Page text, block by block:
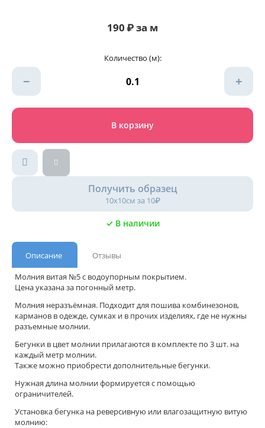
190₽за м
Количество (м):
− +
В корзину
Получить образец
10х10см за 10₽
✓ В наличии
Описание
Отзывы
Молния витая №5 с водоупорным покрытием.
Цена указана за погонный метр.
Молния неразъёмная. Подходит для пошива комбинезонов,
карманов в одежде, сумках и в прочих изделиях, где не нужны
разъемные молнии.
Бегунки в цвет молнии прилагаются в комплекте по 3 шт. на
каждый метр молнии.
Также можно приобрести дополнительные бегунки.
Нужная длина молнии формируется с помощью
ограничителей.
Установка бегунка на реверсивную или влагозащитную витую
молнию: